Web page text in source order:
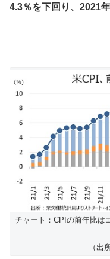
4.3％を下回り、2021
チャート：CPIの前年比は
（出